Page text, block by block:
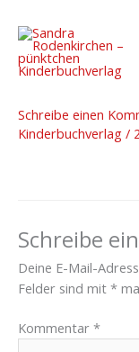
Inhalt
springen
14 – foto-
Schreibe einen
Kinderbuchverlag /
Schreibe
Deine E-Mail-
Felder sind mit *
Kommentar *